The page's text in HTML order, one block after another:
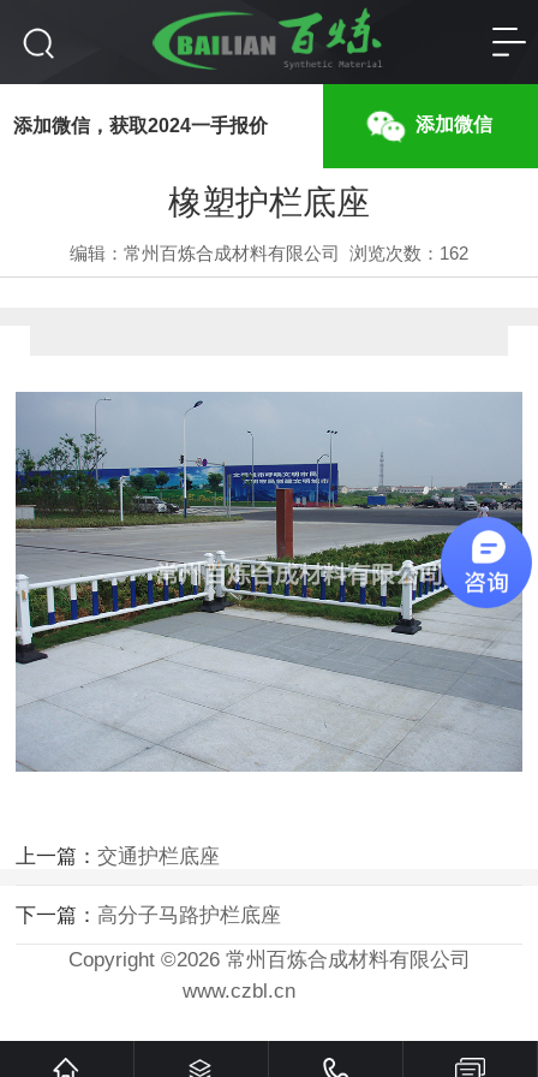
添加微信，获取2024一手报价 添加微信
橡塑护栏底座
橡塑护栏底座
编辑：常州百炼合成材料有限公司 浏览次数： 162
上一篇：交通护栏底座
下一篇：高分子马路护栏底座
Copyright ©2026 常州百炼合成材料有限公司
www.czbl.cn